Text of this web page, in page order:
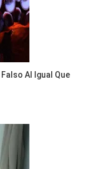
Al Igual Que